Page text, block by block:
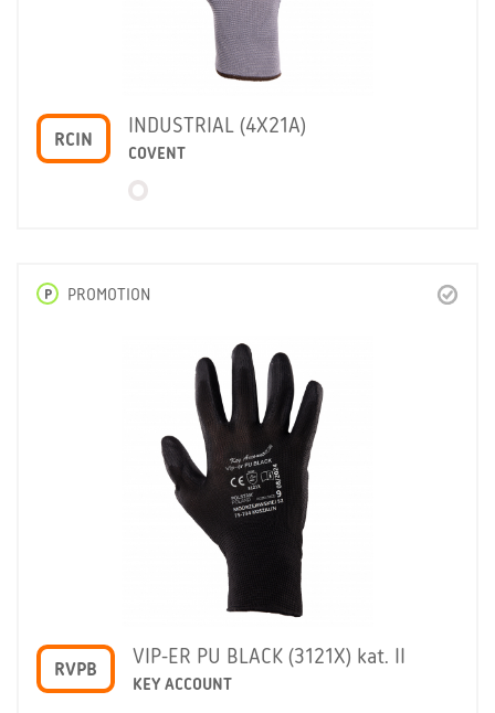
RCIN
INDUSTRIAL (4X21A)
COVENT
P PROMOTION
RVPB
VIP-ER PU BLACK (3121X) kat. II
KEY ACCOUNT